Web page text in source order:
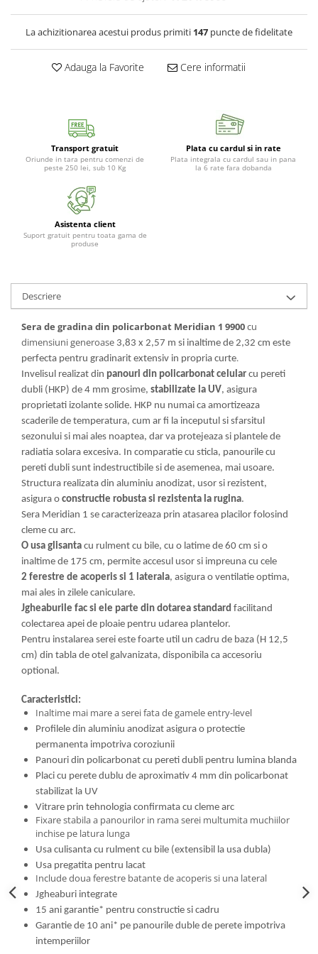
La achizitionarea acestui produs primiti 147 puncte de fidelitate
Adauga la Favorite Cere informatii
Transport gratuit
Oriunde in tara pentru comenzi de
peste 250 lei, sub 10 Kg
Plata cu cardul si in rate
Plata integrala cu cardul sau in pana
la 6 rate fara dobanda
Asistenta client
Suport gratuit pentru toata gama de
produse
Descriere
Sera de gradina din policarbonat Meridian 1 9900cu
dimensiuni generoase 3,83 x 2,57 m si inaltime de 2,32 cm este
perfecta pentru gradinarit extensiv in propria curte.
Invelisul realizat din panouri din policarbonat celular cu pereti
dubli (HKP) de 4 mm grosime, stabilizate la UV, asigura
proprietati izolante solide. HKP nu numai ca amortizeaza
scaderile de temperatura, cum ar fi la inceputul si sfarsitul
sezonului si mai ales noaptea, dar va protejeaza si plantele de
radiatia solara excesiva. In comparatie cu sticla, panourile cu
pereti dubli sunt indestructibile si de asemenea, mai usoare.
Structura realizata din aluminiu anodizat, usor si rezistent,
asigura o constructie robusta si rezistenta la rugina.
Sera Meridian 1 se caracterizeaza prin atasarea placilor folosind
cleme cu arc.
O usa glisanta cu rulment cu bile, cu o latime de 60 cm si o
inaltime de 175 cm, permite accesul usor si impreuna cu cele
2 ferestre de acoperis si 1 laterala, asigura o ventilatie optima,
mai ales in zilele caniculare.
Jgheaburile fac si ele parte din dotarea standard facilitand
colectarea apei de ploaie pentru udarea plantelor.
Pentru instalarea serei este foarte util un cadru de baza (H 12,5
cm) din tabla de otel galvanizata, disponibila ca accesoriu
optional.
Caracteristici:
Inaltime mai mare a serei fata de gamele entry-level
Profilele din aluminiu anodizat asigura o protectie
permanenta impotriva coroziunii
Panouri din policarbonat cu pereti dubli pentru lumina blanda
Placi cu perete dublu de aproximativ 4 mm din policarbonat
stabilizat la UV
Vitrare prin tehnologia confirmata cu cleme arc
Fixare stabila a panourilor in rama serei multumita muchiilor
inchise pe latura lunga
Usa culisanta cu rulment cu bile (extensibil la usa dubla)
Usa pregatita pentru lacat
Include doua ferestre batante de acoperis si una lateral
Jgheaburi integrate
15 ani garantie* pentru constructie si cadru
Garantie de 10 ani* pe panourile duble de perete impotriva
intemperiilor